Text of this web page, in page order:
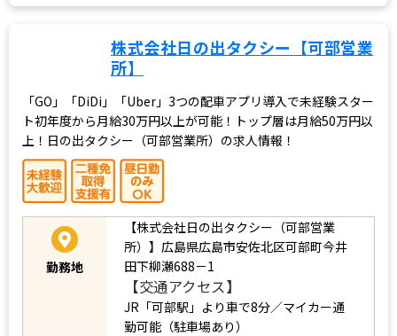
株式会社日の出タクシー【可部営業
所】
「GO」「DiDi」「Uber」3つの配車アプリ導入で未経験スター
ト初年度から月給30万円以上が可能！トップ層は月給50万円以
上！日の出タクシー（可部営業所）の求人情報！
勤務地
【株式会社日の出タクシー（可部営業
所）】広島県広島市安佐北区可部町今井
田下柳瀬688－1
【交通アクセス】
JR「可部駅」より車で8分／マイカー通
勤可能（駐車場あり）